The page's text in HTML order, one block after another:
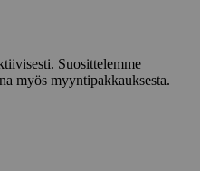
Suosittelemme
myös myyntipakkauksesta.